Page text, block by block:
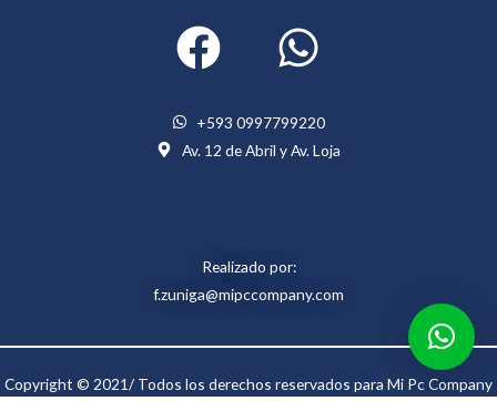
+593 0997799220
Av. 12 de Abril y Av. Loja
Realizado por:
f.zuniga@mipccompany.com
Copyright © 2021/ Todos los derechos reservados para Mi Pc Company